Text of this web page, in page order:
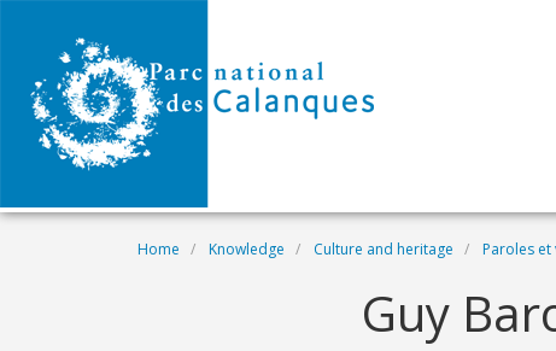
Breadcrumb
Home Knowledge Culture and heritage Paroles et
Guy